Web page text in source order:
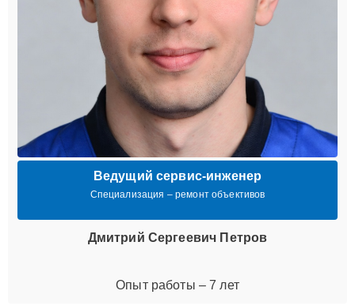
Ведущий сервис-инженер
Специализация – ремонт объективов
Дмитрий Сергеевич Петров
Опыт работы – 7 лет